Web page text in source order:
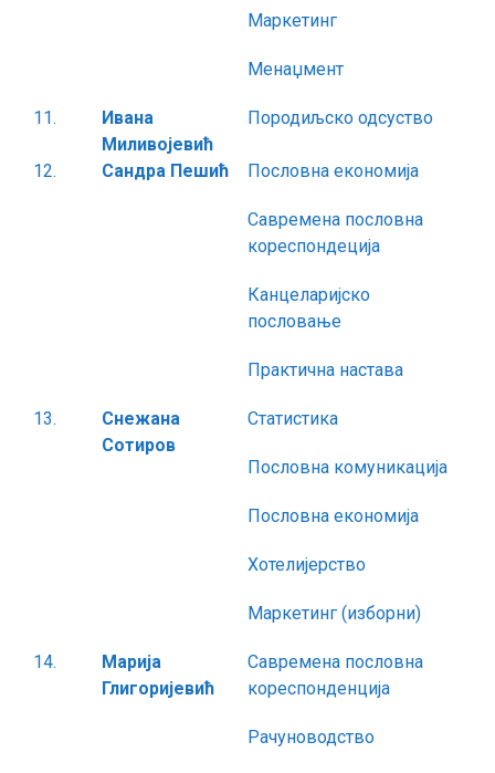
Маркетинг
Менаџмент
11.
Ивана
Миливојевић
Породиљско одсуство
12. Сандра Пешић Пословна економија
Савремена пословна
кореспондеција
Канцеларијско
пословање
Практична настава
13.
Снежана
Сотиров
Статистика
Пословна комуникација
Пословна економија
Хотелијерство
Маркетинг (изборни)
14.
Марија
Глигоријевић
Савремена пословна
кореспонденција
Рачуноводство